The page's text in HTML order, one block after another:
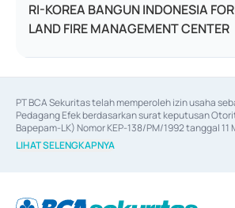
RI-KOREA BANGUN INDONESIA
LAND FIRE MANAGEMENT CENTER
PT BCA Sekuritas telah memperoleh izin usaha
Pedagang Efek berdasarkan surat keputusan
Bapepam-LK) Nomor KEP-138/PM/1992 tanggal 11
06/D.04/2014 tanggal 28 Februari 2014, izin usaha
Efek berdasarkan surat keputusan Otoritas Jasa
berdasarkan surat keputusan Otoritas Jasa
LIHAT SELENGKAPNYA